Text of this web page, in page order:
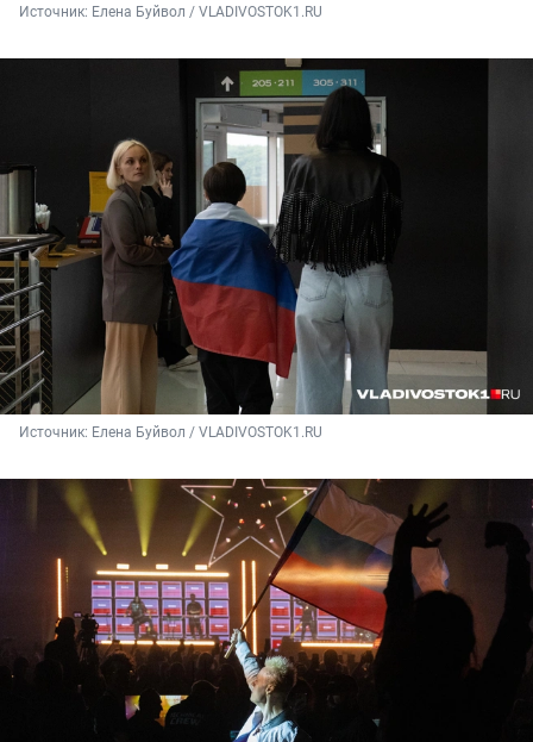
Источник: Елена Буйвол / VLADIVOSTOK1.RU
Источник: Елена Буйвол / VLADIVOSTOK1.RU